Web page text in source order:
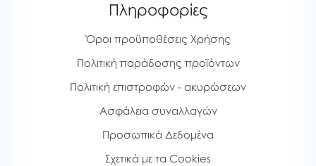
Πληροφορίες
Όροι προϋποθέσεις Χρήσης
Πολιτική παράδοσης προϊόντων
Πολιτική επιστροφών - ακυρώσεων
Ασφάλεια συναλλαγών
Προσωπικά Δεδομένα
Σχετικά με τα Cookies